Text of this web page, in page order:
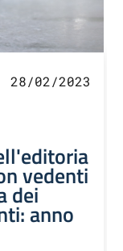
28/02/2023
vedenti
dei
anno